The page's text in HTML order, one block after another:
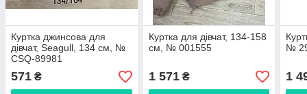
Куртка джинсова для
дівчат, Seagull, 134 см, №
CSQ-89981
571 ₴
Куртка для дівчат, 134-158
см, № 001555
1 571₴
№
1